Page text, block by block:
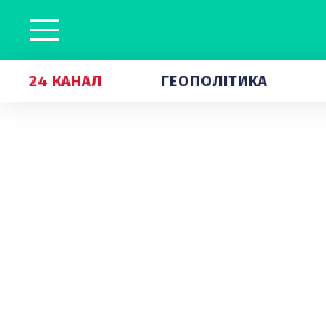
24 КАНАЛ ГЕОПОЛІТИКА